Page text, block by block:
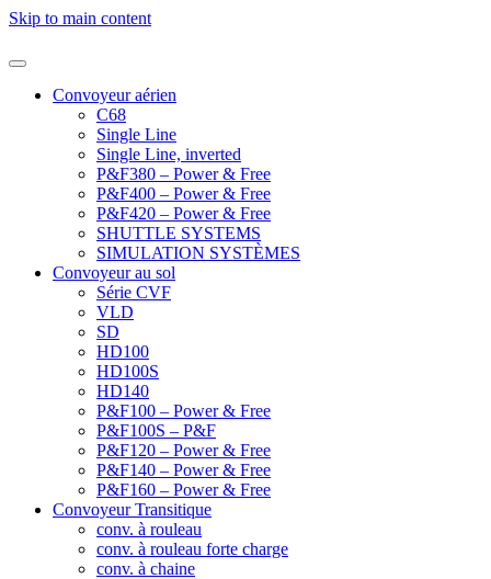
Skip to main content
Convoyeur aérien
C68
Single Line
Single Line, inverted
P&F380 – Power & Free
P&F400 – Power & Free
P&F420 – Power & Free
SHUTTLE SYSTEMS
SIMULATION SYSTÈMES
Convoyeur au sol
Série CVF
VLD
SD
HD100
HD100S
HD140
P&F100 – Power & Free
P&F100S – P&F
P&F120 – Power & Free
P&F140 – Power & Free
P&F160 – Power & Free
Convoyeur Transitique
conv. à rouleau
conv. à rouleau forte charge
conv. à chaine